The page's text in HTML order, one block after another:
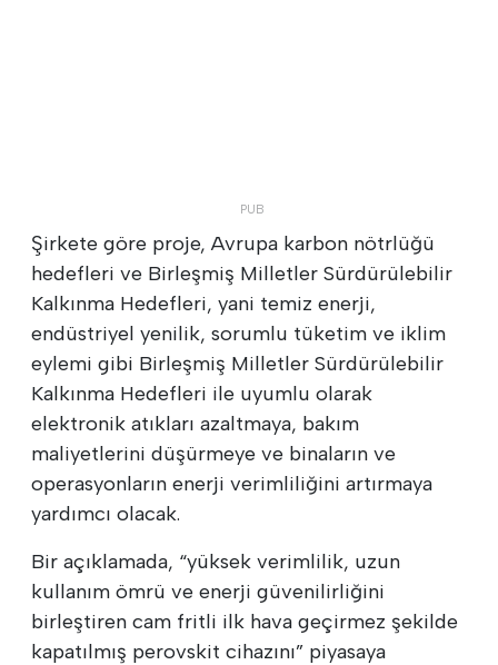
Şirkete göre proje, Avrupa karbon nötrlüğü
hedefleri ve Birleşmiş Milletler Sürdürülebilir
Kalkınma Hedefleri, yani temiz enerji,
endüstriyel yenilik, sorumlu tüketim ve iklim
eylemi gibi Birleşmiş Milletler Sürdürülebilir
Kalkınma Hedefleri ile uyumlu olarak
elektronik atıkları azaltmaya, bakım
maliyetlerini düşürmeye ve binaların ve
operasyonların enerji verimliliğini artırmaya
yardımcı olacak.
Bir açıklamada, “yüksek verimlilik, uzun
kullanım ömrü ve enerji güvenilirliğini
birleştiren cam fritli ilk hava geçirmez şekilde
kapatılmış perovskit cihazını” piyasaya